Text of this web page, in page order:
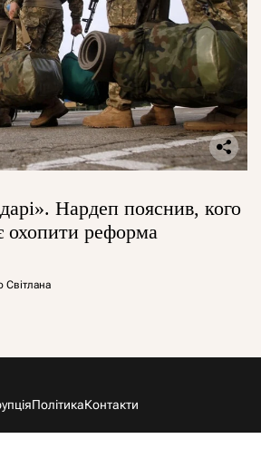
Нардеп пояснив, кого
охопити реформа
Світлана
ПолітикаКонтакти